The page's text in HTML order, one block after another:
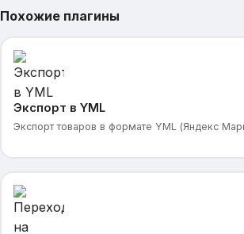
Похожие плагины
Экспорт в YML
Экспорт товаров в формате YML (Яндекс